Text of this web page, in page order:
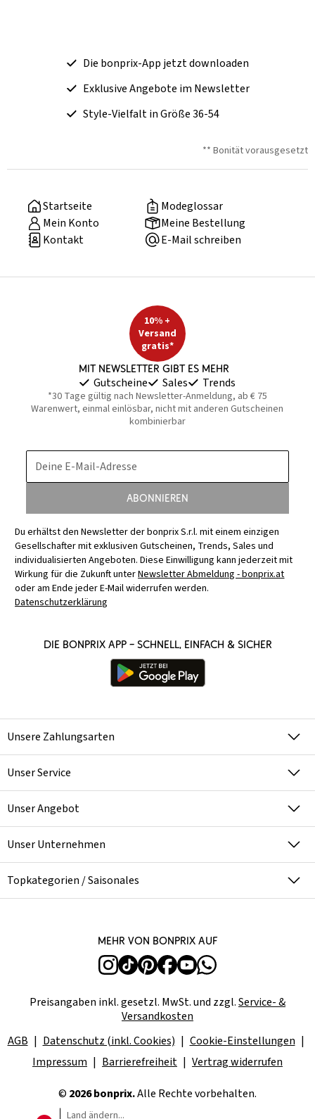
Die bonprix-App jetzt downloaden
Exklusive Angebote im Newsletter
Style-Vielfalt in Größe 36-54
** Bonität vorausgesetzt
Startseite
Modeglossar
Mein Konto
Meine Bestellung
Kontakt
E-Mail schreiben
10% +
Versand
gratis*
Mit Newsletter gibt es mehr
Gutscheine Sales Trends
*30 Tage gültig nach Newsletter-Anmeldung, ab € 75
Warenwert, einmal einlösbar, nicht mit anderen Gutscheinen
kombinierbar
Deine E-Mail-Adresse
Abonnieren
Du erhältst den Newsletter der bonprix S.r.l. mit einem einzigen
Gesellschafter mit exklusiven Gutscheinen, Trends, Sales und
individualisierten Angeboten. Diese Einwilligung kann jederzeit mit
Wirkung für die Zukunft unterNewsletter Abmeldung - bonprix.at
oder am Ende jeder E-Mail widerrufen werden.
Datenschutzerklärung
Die bonprix App – schnell, einfach & sicher
Unsere Zahlungsarten
Unser Service
Unser Angebot
Unser Unternehmen
Topkategorien / Saisonales
Mehr von bonprix auf
Preisangaben inkl. gesetzl. MwSt. und zzgl.Service- &
Versandkosten
AGB
Datenschutz (inkl. Cookies)
Cookie-Einstellungen
Impressum
Barrierefreiheit Vertrag widerrufen
© 2026 bonprix.Alle Rechte vorbehalten.
Land ändern...